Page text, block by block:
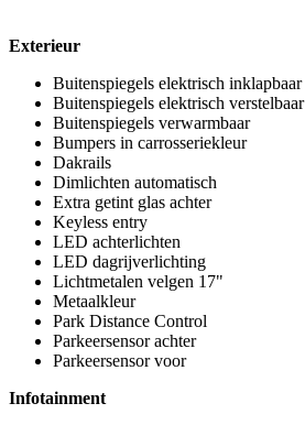
Exterieur
Buitenspiegels elektrisch inklapbaar
Buitenspiegels elektrisch verstelbaar
Buitenspiegels verwarmbaar
Bumpers in carrosseriekleur
Dakrails
Dimlichten automatisch
Extra getint glas achter
Keyless entry
LED achterlichten
LED dagrijverlichting
Lichtmetalen velgen 17"
Metaalkleur
Park Distance Control
Parkeersensor achter
Parkeersensor voor
Infotainment